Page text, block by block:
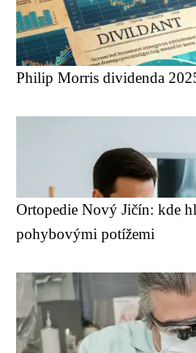
Philip Morris dividenda
Ortopedie Nový Jičín: kde
pohybovými potížemi